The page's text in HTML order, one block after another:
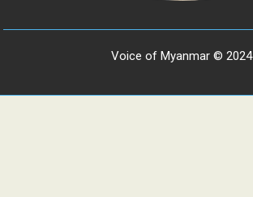
Voice of Myanmar © 2024